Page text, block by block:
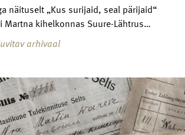
näituselt „Kus surijaid, seal pärijaid“
Martna kihelkonnas Suure-Lähtrus…
arhivaal